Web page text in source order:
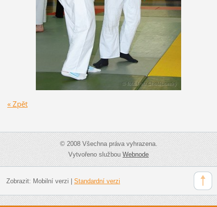
« Zpět
© 2008 Všechna práva vyhrazena.
Vytvořeno službouWebnode
Zobrazit: Mobilní verzi Standardní verzi